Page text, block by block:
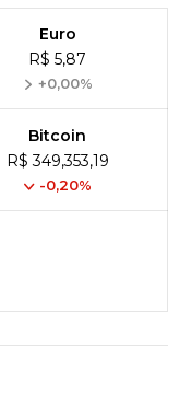
Euro
R$ 5,87
+0,00%
Bitcoin
R$ 349,353,19
-0,20%